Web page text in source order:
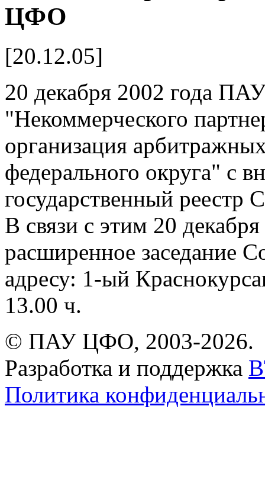
ЦФО
[20.12.05]
20 декабря 2002 года
"Некоммерческого
организация
федерального округа" с
государственный
В связи с этим 20
расширенное заседание
адресу: 1-ый
13.00 ч.
© ПАУ ЦФО, 2003-2026.
Разработка и поддержка
Политика